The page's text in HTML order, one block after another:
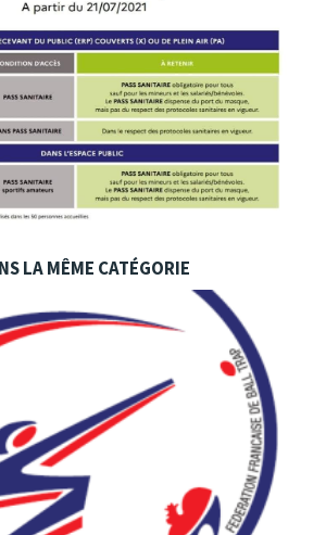
LA MÊME CATÉGORIE